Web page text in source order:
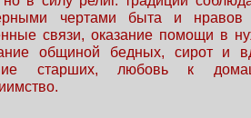
чертами быта и
связи, оказание помощи в
общиной бедных, сирот и
старших, любовь к